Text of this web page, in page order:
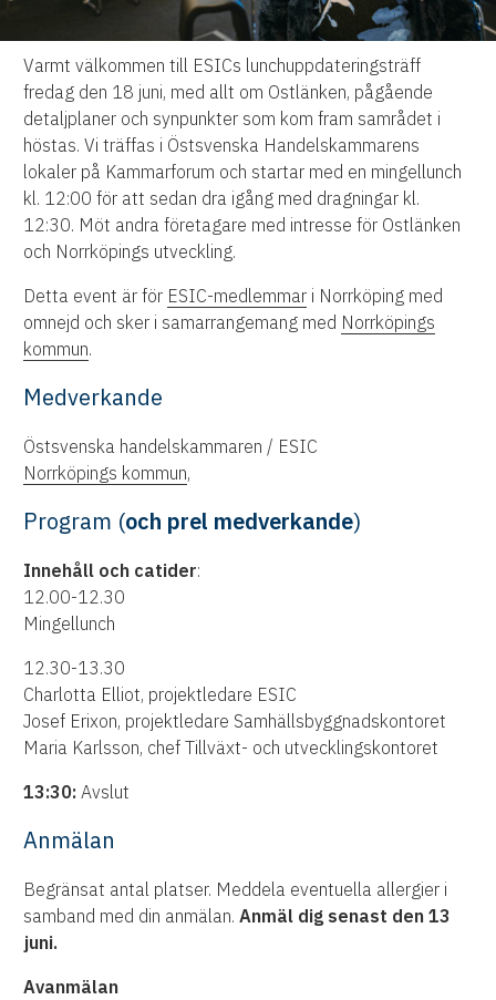
Varmt välkommen till ESICs lunchuppdateringsträff
fredag den 18 juni, med allt om Ostlänken, pågående
detaljplaner och synpunkter som kom fram samrådet i
höstas. Vi träffas i Östsvenska Handelskammarens
lokaler på Kammarforum och startar med en mingellunch
kl. 12:00 för att sedan dra igång med dragningar kl.
12:30. Möt andra företagare med intresse för Ostlänken
och Norrköpings utveckling.
Detta event är för ESIC-medlemmar i Norrköping med
omnejd och sker i samarrangemang med Norrköpings
kommun.
Medverkande
Östsvenska handelskammaren / ESIC
Norrköpings kommun,
Program (och prel medverkande)
Innehåll och catider:
12.00-12.30
Mingellunch
12.30-13.30
Charlotta Elliot, projektledare ESIC
Josef Erixon, projektledare Samhällsbyggnadskontoret
Maria Karlsson, chef Tillväxt- och utvecklingskontoret
13:30: Avslut
Anmälan
Begränsat antal platser. Meddela eventuella allergier i
samband med din anmälan.Anmäl dig senast den 13
juni.
Avanmälan